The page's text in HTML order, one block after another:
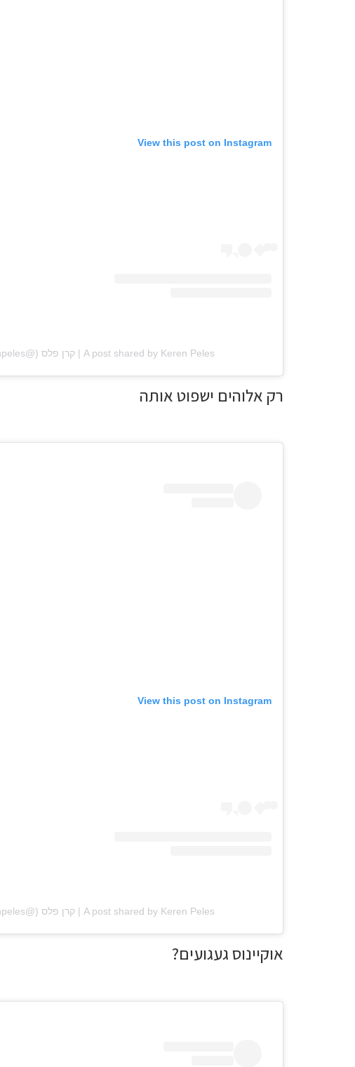
View this post on Instagram
A post shared by Keren Peles | קרן פלס (@kerenpeles)
רק אלוהים ישפוט אותה
View this post on Instagram
A post shared by Keren Peles | קרן פלס (@kerenpeles)
אוקיינוס געגועים?